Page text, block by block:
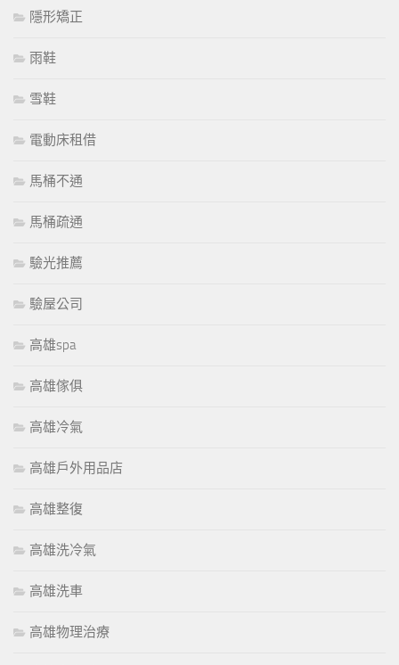
隱形矯正
雨鞋
雪鞋
電動床租借
馬桶不通
馬桶疏通
驗光推薦
驗屋公司
高雄spa
高雄傢俱
高雄冷氣
高雄戶外用品店
高雄整復
高雄洗冷氣
高雄洗車
高雄物理治療